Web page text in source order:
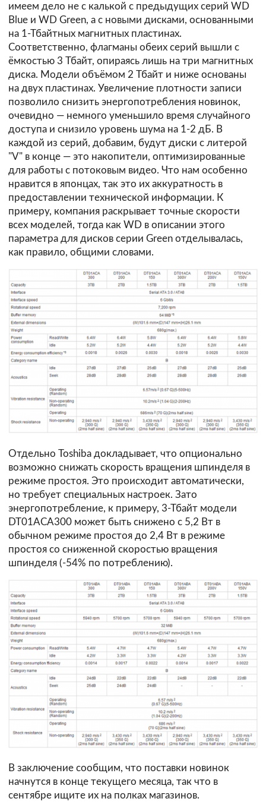
имеем дело не с калькой с предыдущих серий WD
Blue и WD Green, а с новыми дисками, основанными
на 1-Тбайтных магнитных пластинах.
Соответственно, флагманы обеих серий вышли с
ёмкостью 3 Тбайт, опираясь лишь на три магнитных
диска. Модели объёмом 2 Тбайт и ниже основаны
на двух пластинах. Увеличение плотности записи
позволило снизить энергопотребления новинок,
очевидно — немного уменьшило время случайного
доступа и снизило уровень шума на 1-2 дБ. В
каждой из серий, добавим, будут диски с литерой
"V" в конце — это накопители, оптимизированные
для работы с потоковым видео. Что нам особенно
нравится в японцах, так это их аккуратность в
предоставлении технической информации. К
примеру, компания раскрывает точные скорости
всех моделей, тогда как WD в описании этого
параметра для дисков серии Green отделывалась,
как правило, общими словами.
Отдельно Toshiba докладывает, что опционально
возможно снижать скорость вращения шпинделя в
режиме простоя. Это происходит автоматически,
но требует специальных настроек. Зато
энергопотребление, к примеру, 3-Тбайт модели
DT01ACA300 может быть снижено с 5,2 Вт в
обычном режиме простоя до 2,4 Вт в режиме
простоя со сниженной скоростью вращения
шпинделя (-54% по потреблению).
В заключение сообщим, что поставки новинок
начнутся в конце текущего месяца, так что в
сентябре ищите их на полках магазинов.